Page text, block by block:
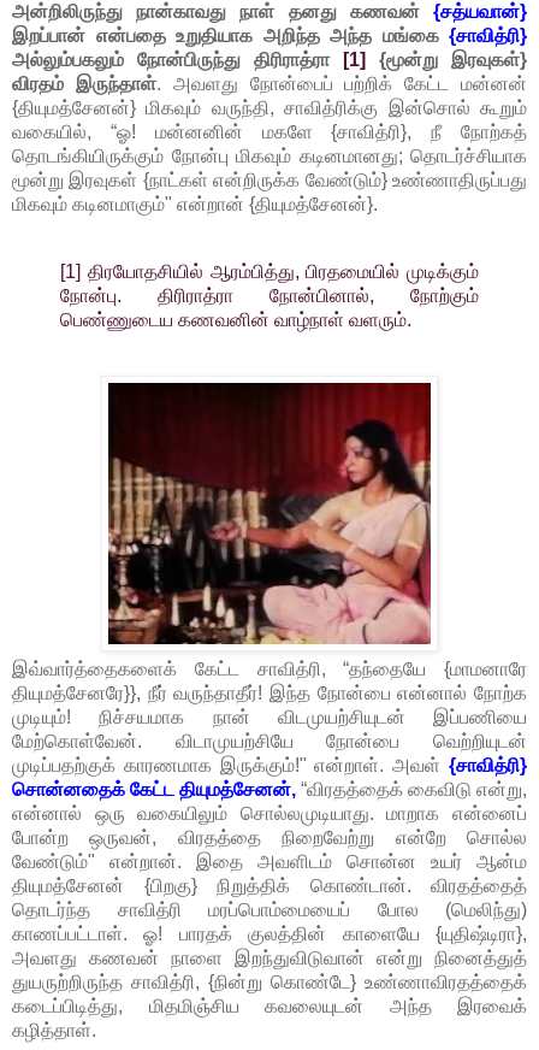
அன்றிலிருந்து நான்காவது நாள் தனது கணவன் {சத்யவான்}
இறப்பான் என்பதை உறுதியாக அறிந்த அந்த மங்கை {சாவித்ரி}
அல்லும்பகலும் நோன்பிருந்து திரிராத்ரா
[1]
{மூன்று இரவுகள்}
விரதம் இருந்தாள். அவளது நோன்பைப் பற்றிக் கேட்ட மன்னன்
{தியுமத்சேனன்} மிகவும் வருந்தி, சாவித்ரிக்கு இன்சொல் கூறும்
வகையில், “ஓ! மன்னனின் மகளே {சாவித்ரி}, நீ நோற்கத்
தொடங்கியிருக்கும் நோன்பு மிகவும் கடினமானது; தொடர்ச்சியாக
மூன்று இரவுகள் {நாட்கள் என்றிருக்க வேண்டும்} உண்ணாதிருப்பது
மிகவும் கடினமாகும்" என்றான் {தியுமத்சேனன்}.
[1] திரயோதசியில் ஆரம்பித்து, பிரதமையில் முடிக்கும்
நோன்பு. திரிராத்ரா நோன்பினால், நோற்கும்
பெண்ணுடைய கணவனின் வாழ்நாள் வளரும்.
இவ்வார்த்தைகளைக் கேட்ட சாவித்ரி, “தந்தையே {மாமனாரே
தியுமத்சேனரே}}, நீர் வருந்தாதீர்! இந்த நோன்பை என்னால் நோற்க
முடியும்! நிச்சயமாக நான் விடமுயற்சியுடன் இப்பணியை
மேற்கொள்வேன். விடாமுயற்சியே நோன்பை வெற்றியுடன்
முடிப்பதற்குக் காரணமாக இருக்கும்!" என்றாள். அவள் {சாவித்ரி}
சொன்னதைக் கேட்ட தியுமத்சேனன், “விரதத்தைக் கைவிடு என்று,
என்னால் ஒரு வகையிலும் சொல்லமுடியாது. மாறாக என்னைப்
போன்ற ஒருவன், விரதத்தை நிறைவேற்று என்றே சொல்ல
வேண்டும்" என்றான். இதை அவளிடம் சொன்ன உயர் ஆன்ம
தியுமத்சேனன் {பிறகு} நிறுத்திக் கொண்டான். விரதத்தைத்
தொடர்ந்த சாவித்ரி மரப்பொம்மையைப் போல (மெலிந்து)
காணப்பட்டாள். ஓ! பாரதக் குலத்தின் காளையே {யுதிஷ்டிரா},
அவளது கணவன் நாளை இறந்துவிடுவான் என்று நினைத்துத்
துயருற்றிருந்த சாவித்ரி, {நின்று கொண்டே} உண்ணாவிரதத்தைக்
கடைப்பிடித்து, மிதமிஞ்சிய கவலையுடன் அந்த இரவைக்
கழித்தாள்.